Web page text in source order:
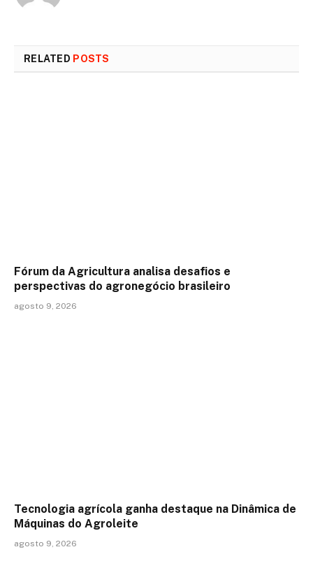
RELATED POSTS
Fórum da Agricultura analisa desafios e
perspectivas do agronegócio brasileiro
agosto 9, 2026
Tecnologia agrícola ganha destaque na Dinâmica de
Máquinas do Agroleite
agosto 9, 2026